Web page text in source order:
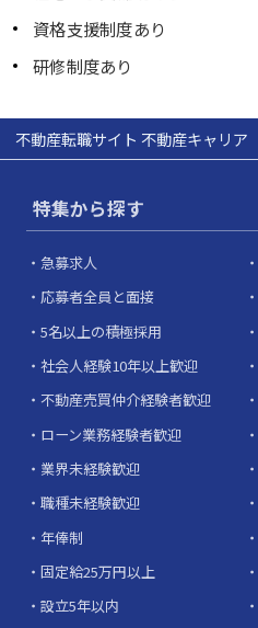
資格支援制度あり
研修制度あり
不動産転職サイト 不動産キャリア
特集から探す
急募求人
応募者全員と面接
5名以上の積極採用
社会人経験10年以上歓迎
不動産売買仲介経験者歓迎
ローン業務経験者歓迎
業界未経験歓迎
職種未経験歓迎
年俸制
固定給25万円以上
設立5年以内